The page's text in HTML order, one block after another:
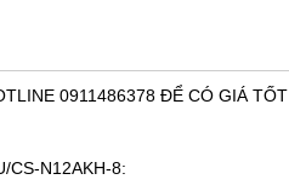
0911486378 ĐỂ CÓ GIÁ TỐT
CS-N12AKH-8: